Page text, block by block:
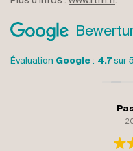
Évaluation Google : 4.7 sur